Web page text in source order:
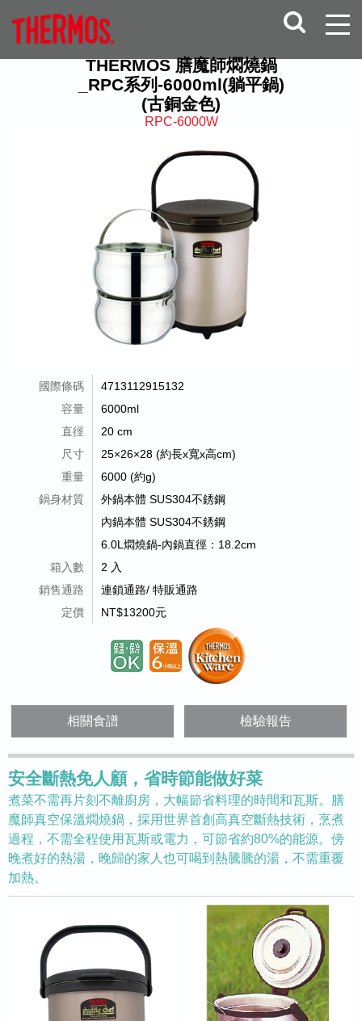
THERMOS 膳魔師燜燒鍋
_RPC系列-6000ml(躺平鍋)
(古銅金色)
RPC-6000W
國際條碼
4713112915132
容量
6000ml
直徑
20 cm
尺寸
25×26×28 (約長x寬x高cm)
重量
6000 (約g)
鍋身材質
外鍋本體 SUS304不銹鋼
內鍋本體 SUS304不銹鋼
6.0L燜燒鍋-內鍋直徑：18.2cm
箱入數
2 入
銷售通路
連鎖通路/ 特販通路
定價
NT$13200元
相關食譜 檢驗報告
安全斷熱免人顧，省時節能做好菜
煮菜不需再片刻不離廚房，大幅節省料理的時間和瓦斯。膳
魔師真空保溫燜燒鍋，採用世界首創高真空斷熱技術，烹煮
過程，不需全程使用瓦斯或電力，可節省約80%的能源。傍
晚煮好的熱湯，晚歸的家人也可喝到熱騰騰的湯，不需重覆
加熱。